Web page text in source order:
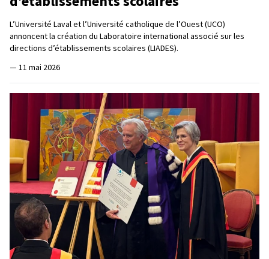
L’Université Laval et l’Université catholique de l’Ouest (UCO)
annoncent la création du Laboratoire international associé sur les
directions d’établissements scolaires (LIADES).
— 11 mai 2026